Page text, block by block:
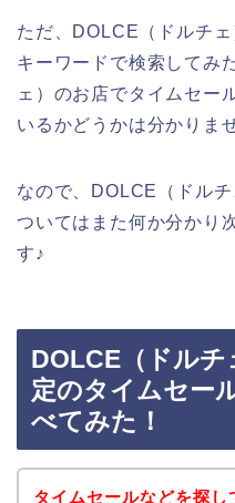
ただ、DOLCE（ドルチ
キーワードで検索してみ
ェ）のお店でタイムセー
いるかどうかは分かりま
なので、DOLCE（ドル
ついてはまた何か分かり
す♪
DOLCE（ドルチ
定のタイムセー
べてみた！
タイムセールなどを探し